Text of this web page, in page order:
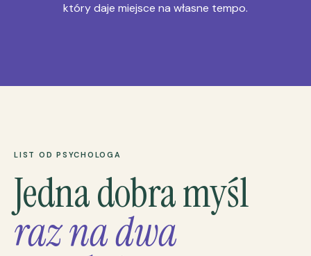
który daje miejsce na własne tempo.
LIST OD PSYCHOLOGA
Jedna dobra myśl
raz na dwa